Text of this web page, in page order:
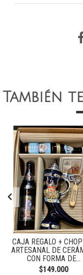
También
CAJA REGALO +
ARTESANAL DE
CON FORMA DE...
$149.000